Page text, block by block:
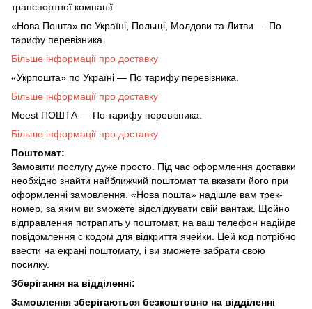
транспортної компанії.
«Нова Пошта» по Україні, Польщі, Молдови та Литви — По
тарифу перевізника.
Більше інформації про доставку
«Укрпошта» по Україні — По тарифу перевізника.
Більше інформації про доставку
Meest ПОШТА — По тарифу перевізника.
Більше інформації про доставку
Поштомат:
Замовити послугу дуже просто. Під час оформлення доставки
необхідно знайти найближчий поштомат та вказати його при
оформленні замовлення. «Нова пошта» надішле вам трек-
номер, за яким ви зможете відслідкувати свій вантаж. Щойно
відправлення потрапить у поштомат, на ваш телефон надійде
повідомлення с кодом для відкриття ячейки. Цей код потрібно
ввести на екрані поштомату, і ви зможете забрати свою
посилку.
Зберігання на відділенні:
Замовлення зберігаються безкоштовно на відділенні